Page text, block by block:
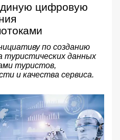
цифровую
по созданию
туристических данных
туристов,
и качества сервиса.